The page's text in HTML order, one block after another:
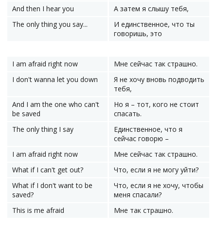
And then I hear you
А затем я слышу тебя,
The only thing you say...
И единственное, что ты
говоришь, это
I am afraid right now
Мне сейчас так страшно.
I don't wanna let you down
Я не хочу вновь подводить
тебя,
And I am the one who can't
be saved
Но я – тот, кого не стоит
спасать.
The only thing I say
Единственное, что я
сейчас говорю –
I am afraid right now
Мне сейчас так страшно.
What if I can't get out?
Что, если я не могу уйти?
What if I don't want to be
saved?
Что, если я не хочу, чтобы
меня спасали?
This is me afraid
Мне так страшно.